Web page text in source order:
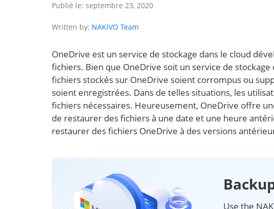
Publié le: septembre 23, 2020
Written by: NAKIVO Team
OneDrive est un service de stockage dans le cloud
fichiers. Bien que OneDrive soit un service de
fichiers stockés sur OneDrive soient corrompus ou
soient enregistrées. Dans de telles situations, les
fichiers nécessaires. Heureusement, OneDrive offre
de restaurer des fichiers à une date et une heure
restaurer des fichiers OneDrive à des versions
Use the